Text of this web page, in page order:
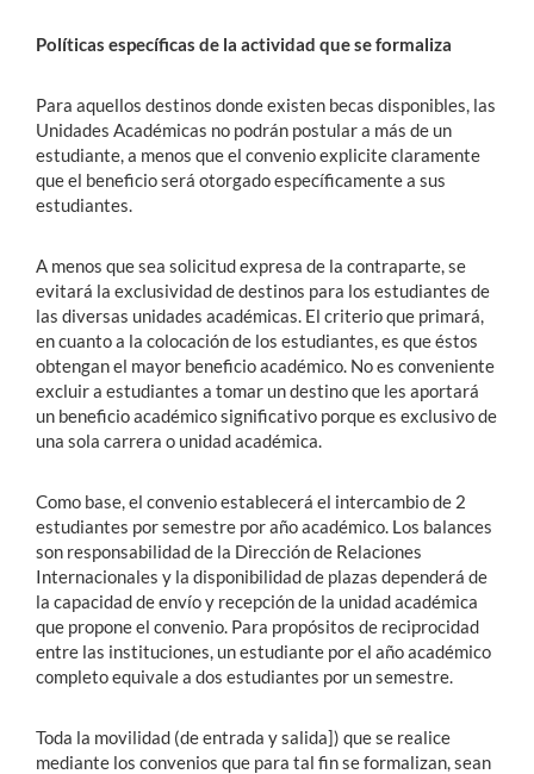
Políticas específicas de la actividad que se formaliza
Para aquellos destinos donde existen becas disponibles, las
Unidades Académicas no podrán postular a más de un
estudiante, a menos que el convenio explicite claramente
que el beneficio será otorgado específicamente a sus
estudiantes.
A menos que sea solicitud expresa de la contraparte, se
evitará la exclusividad de destinos para los estudiantes de
las diversas unidades académicas. El criterio que primará,
en cuanto a la colocación de los estudiantes, es que éstos
obtengan el mayor beneficio académico. No es conveniente
excluir a estudiantes a tomar un destino que les aportará
un beneficio académico significativo porque es exclusivo de
una sola carrera o unidad académica.
Como base, el convenio establecerá el intercambio de 2
estudiantes por semestre por año académico. Los balances
son responsabilidad de la Dirección de Relaciones
Internacionales y la disponibilidad de plazas dependerá de
la capacidad de envío y recepción de la unidad académica
que propone el convenio. Para propósitos de reciprocidad
entre las instituciones, un estudiante por el año académico
completo equivale a dos estudiantes por un semestre.
Toda la movilidad (de entrada y salida]) que se realice
mediante los convenios que para tal fin se formalizan, sean